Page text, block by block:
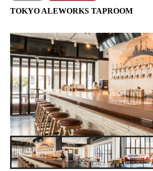
TOKYO ALEWORKS TAPROOM